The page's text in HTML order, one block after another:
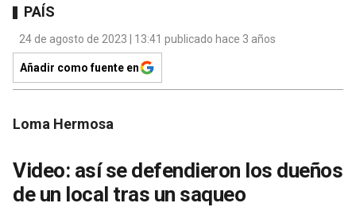
PAÍS
24 de agosto de 2023 | 13:41 publicado hace 3 años
Añadir como fuente en
Loma Hermosa
Video: así se defendieron los dueños
de un local tras un saqueo